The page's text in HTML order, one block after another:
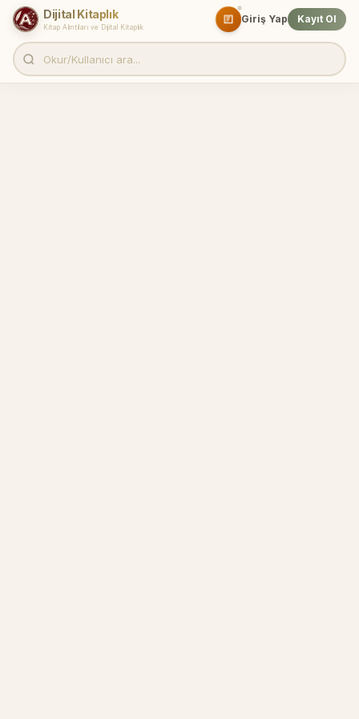
Dijital Kitaplık
Kitap Alıntıları ve Dijital Kitaplık
Giriş Yap Kayıt Ol